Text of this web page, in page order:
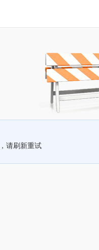
请刷新重试